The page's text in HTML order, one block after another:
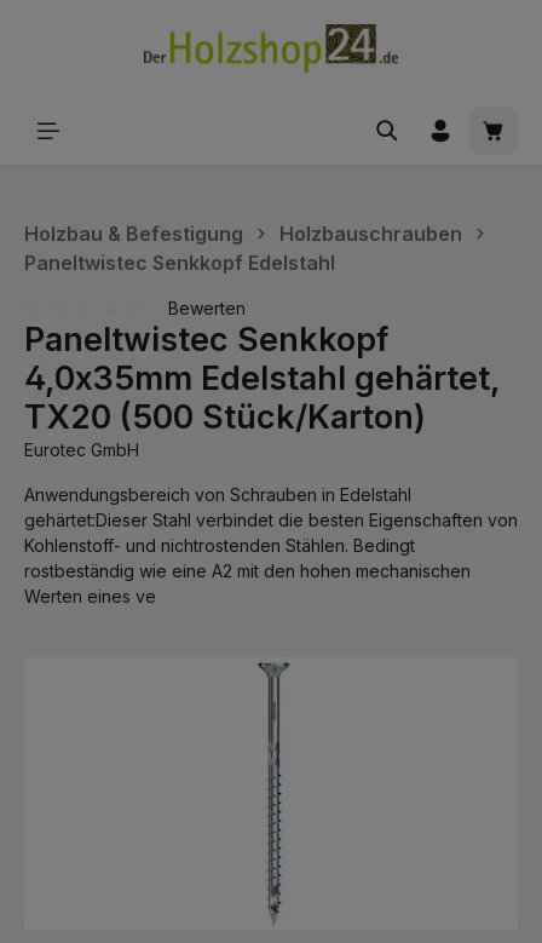
Holzbau & Befestigung
Holzbauschrauben
Paneltwistec Senkkopf Edelstahl
Durchschnittliche Bewertung von 0 von 5 Sternen
Bewerten
Paneltwistec Senkkopf
4,0x35mm Edelstahl gehärtet,
TX20 (500 Stück/Karton)
Eurotec GmbH
Anwendungsbereich von Schrauben in Edelstahl
gehärtet:Dieser Stahl verbindet die besten Eigenschaften von
Kohlenstoff- und nichtrostenden Stählen. Bedingt
rostbeständig wie eine A2 mit den hohen mechanischen
Werten eines ve